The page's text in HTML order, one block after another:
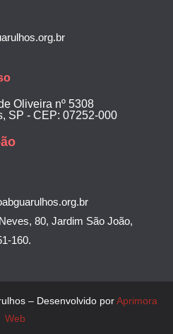
Oliveira nº 5308
SP - CEP: 07252-000
80, Jardim São João,
160.
– Desenvolvido porAprimora
Web